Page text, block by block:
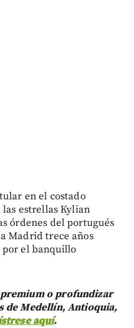
en el costado
estrellas Kylian
órdenes del portugués
Madrid trece años
por el banquillo
o profundizar
de Medellín, Antioquia,
aquí.